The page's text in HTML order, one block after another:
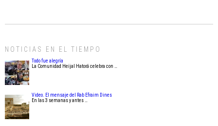
NOTICIAS EN EL TIEMPO
Todo fue alegría
La Comunidad Heijal Hatorá celebra con …
Video. El mensaje del Rab Efraim Dines
En las 3 semanas y antes …